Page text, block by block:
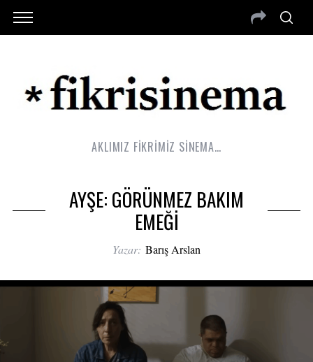
AKLIMIZ FİKRİMİZ SİNEMA…
AYŞE: GÖRÜNMEZ BAKIM
EMEĞİ
Yazar: Barış Arslan